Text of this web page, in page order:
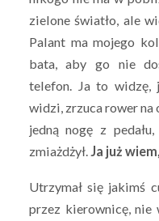
zielone światło, ale
Palant ma mojego
bata, aby go nie
telefon. Ja to widzę,
widzi, zrzuca rower na
jedną nogę z
zmiażdżył.Ja już
Utrzymał się jakimś
przez kierownicę, nie